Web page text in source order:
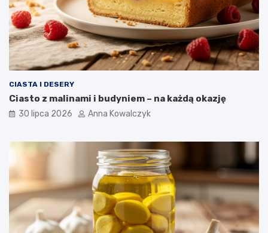
CIASTA I DESERY
Ciasto z malinami i budyniem – na każdą okazję
30 lipca 2026 Anna Kowalczyk